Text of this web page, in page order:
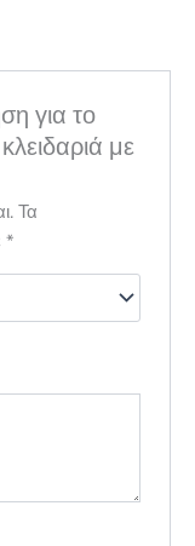
για το
με
Τα
*